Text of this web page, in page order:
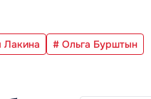
Лакина # Ольга Бурштын